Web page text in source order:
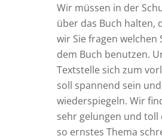
Wir müssen in der
über das Buch halten,
wir Sie fragen welchen
dem Buch benutzen.
Textstelle sich zum
soll spannend sein
wiederspiegeln. Wir
sehr gelungen und toll
so ernstes Thema